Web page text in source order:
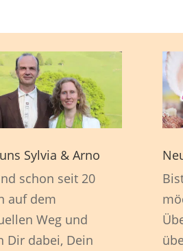
Sylvia & Arno
schon seit 20
auf dem
Weg und
Dir dabei, Dein